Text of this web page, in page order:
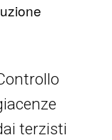
terzisti